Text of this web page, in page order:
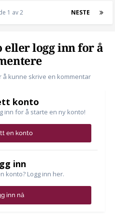
NESTE
1 av 2
eller logg inn for å
kunne skrive en kommentar
konto
inn for å starte en ny konto!
en konto
inn
konto? Logg inn her.
inn nå